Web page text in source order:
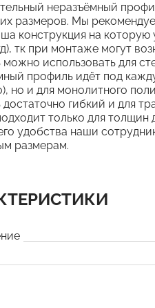
неразъёмный
размеров. Мы
конструкция на
тк при монтаже могут
использовать для
профиль идёт под
но и для монолитного
гибкий и для
только для толщин
удобства наши
размерам.